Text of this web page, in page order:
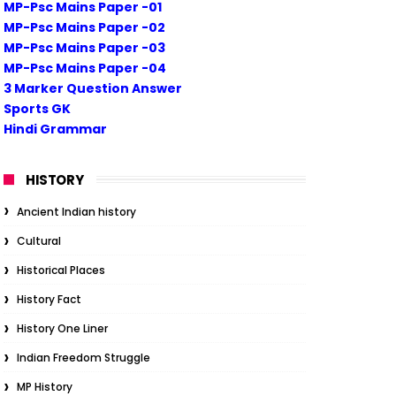
MP-Psc Mains Paper -01
MP-Psc Mains Paper -02
MP-Psc Mains Paper -03
MP-Psc Mains Paper -04
3 Marker Question Answer
Sports GK
Hindi Grammar
HISTORY
Ancient Indian history
Cultural
Historical Places
History Fact
History One Liner
Indian Freedom Struggle
MP History